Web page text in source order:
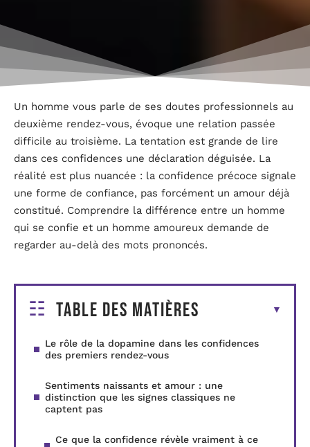
Un homme vous parle de ses doutes professionnels au
deuxième rendez-vous, évoque une relation passée
difficile au troisième. La tentation est grande de lire
dans ces confidences une déclaration déguisée. La
réalité est plus nuancée : la confidence précoce signale
une forme de confiance, pas forcément un amour déjà
constitué. Comprendre la différence entre un homme
qui se confie et un homme amoureux demande de
regarder au-delà des mots prononcés.
Table des matières
Le rôle de la dopamine dans les confidences
des premiers rendez-vous
Sentiments naissants et amour : une
distinction que les signes classiques ne
captent pas
Ce que la confidence révèle vraiment à ce